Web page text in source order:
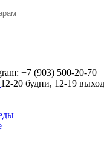
+7 (903) 500-20-70
12-20 будни, 12-19